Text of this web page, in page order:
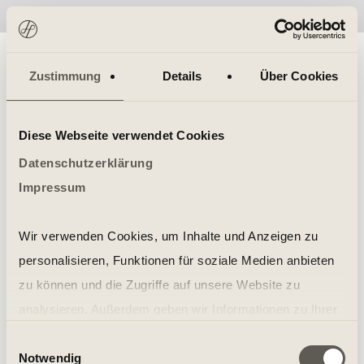
Zustimmung Details Über Cookies
Diese Webseite verwendet Cookies
Datenschutzerklärung
Impressum
Wir verwenden Cookies, um Inhalte und Anzeigen zu
personalisieren, Funktionen für soziale Medien anbieten
zu können und die Zugriffe auf unsere Website zu
soziale Medien, Werbung und Analysen weiter. Unsere
Notwendig